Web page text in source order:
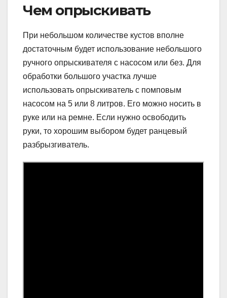
Чем опрыскивать
При небольшом количестве кустов вполне
достаточным будет использование небольшого
ручного опрыскивателя с насосом или без. Для
обработки большого участка лучше
использовать опрыскиватель с помповым
насосом на 5 или 8 литров. Его можно носить в
руке или на ремне. Если нужно освободить
руки, то хорошим выбором будет ранцевый
разбрызгиватель.